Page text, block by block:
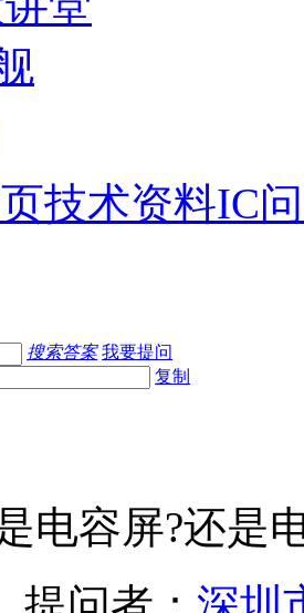
技术资料IC
搜索答案 我要提问
复制
电容屏?还是